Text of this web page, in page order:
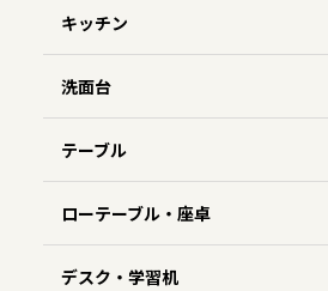
キッチン
洗面台
テーブル
ローテーブル・座卓
デスク・学習机